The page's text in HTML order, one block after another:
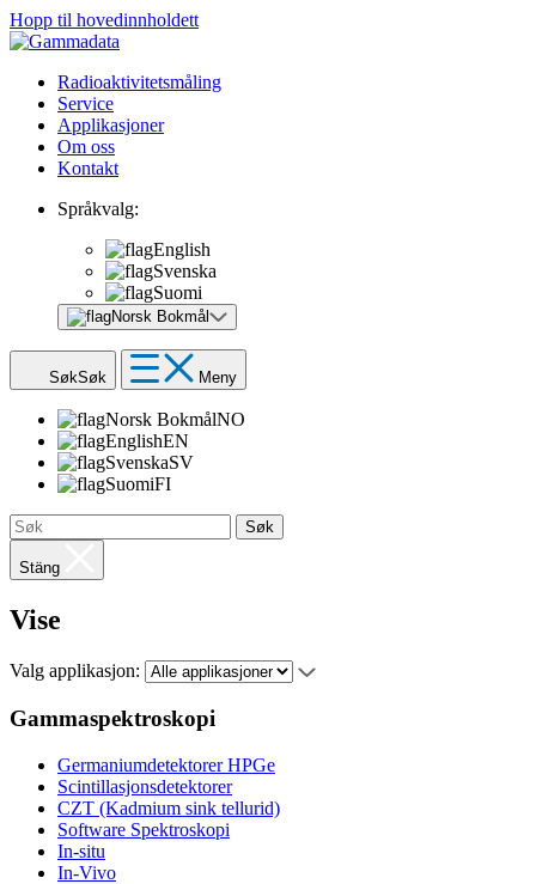
Hopp til hovedinnholdett
Radioaktivitetsmåling
Service
Applikasjoner
Om oss
Kontakt
Språkvalg:
English
Svenska
Suomi
Norsk Bokmål
SøkSøk Meny
Norsk BokmålNO
EnglishEN
SvenskaSV
SuomiFI
Søk
Stäng
Vise
Valg applikasjon:
Gammaspektroskopi
Germaniumdetektorer HPGe
Scintillasjonsdetektorer
CZT (Kadmium sink tellurid)
Software Spektroskopi
In-situ
In-Vivo